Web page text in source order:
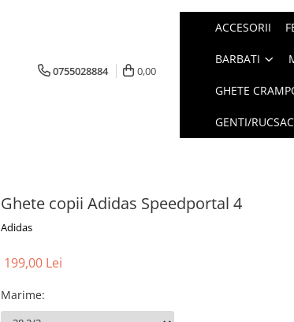
0755028884 0,00
ACCESORII
BARBATI
GHETE
GENTI/
Ghete copii Adidas Speedportal 4
Adidas
199,00 Lei
Marime: